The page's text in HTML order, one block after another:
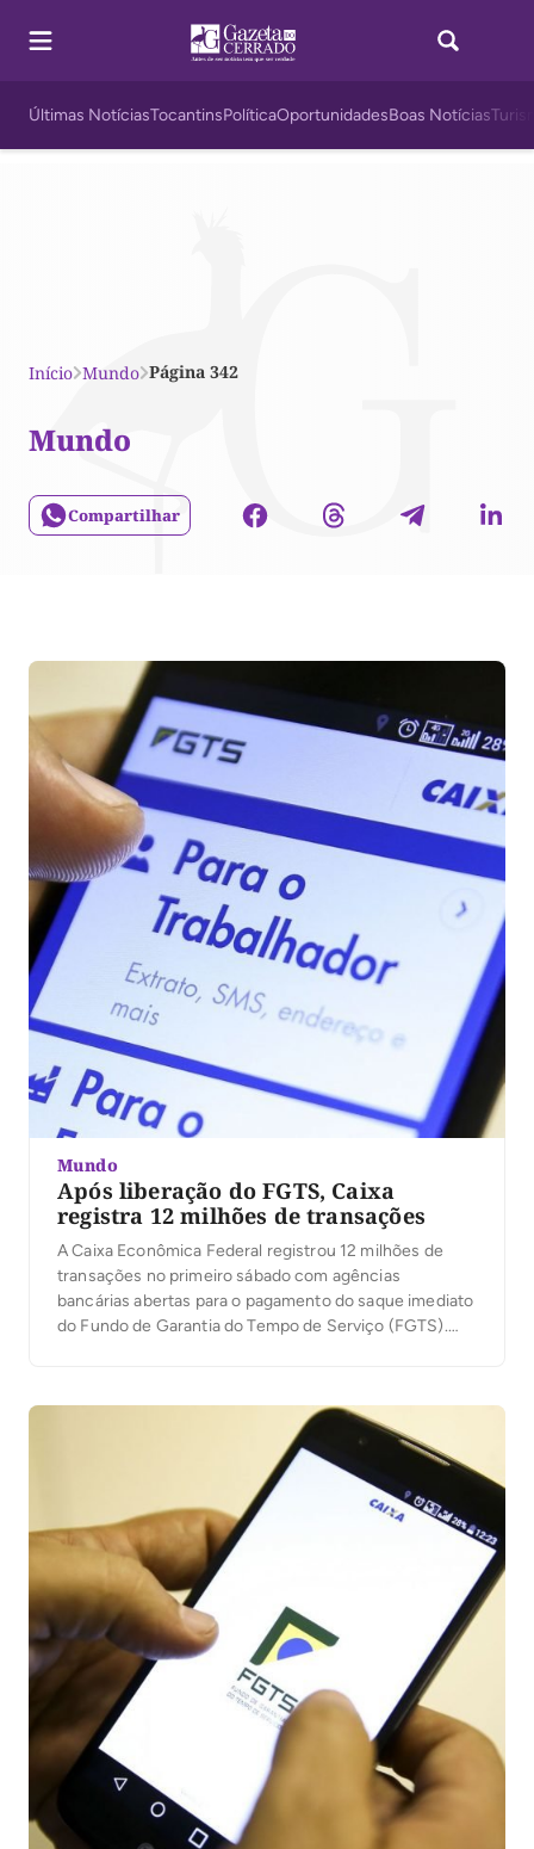
Últimas NotíciasTocantinsPolíticaOportunidadesBoas Notícias
Início Mundo Página 342
Mundo
Compartilhar
Mundo
Após liberação do FGTS, Caixa
registra 12 milhões de transações
A Caixa Econômica Federal registrou 12 milhões de
transações no primeiro sábado com agências
bancárias abertas para o pagamento do saque imediato
do Fundo de Garantia do Tempo de Serviço (FGTS).
meio do Twitter, o presidente da […]